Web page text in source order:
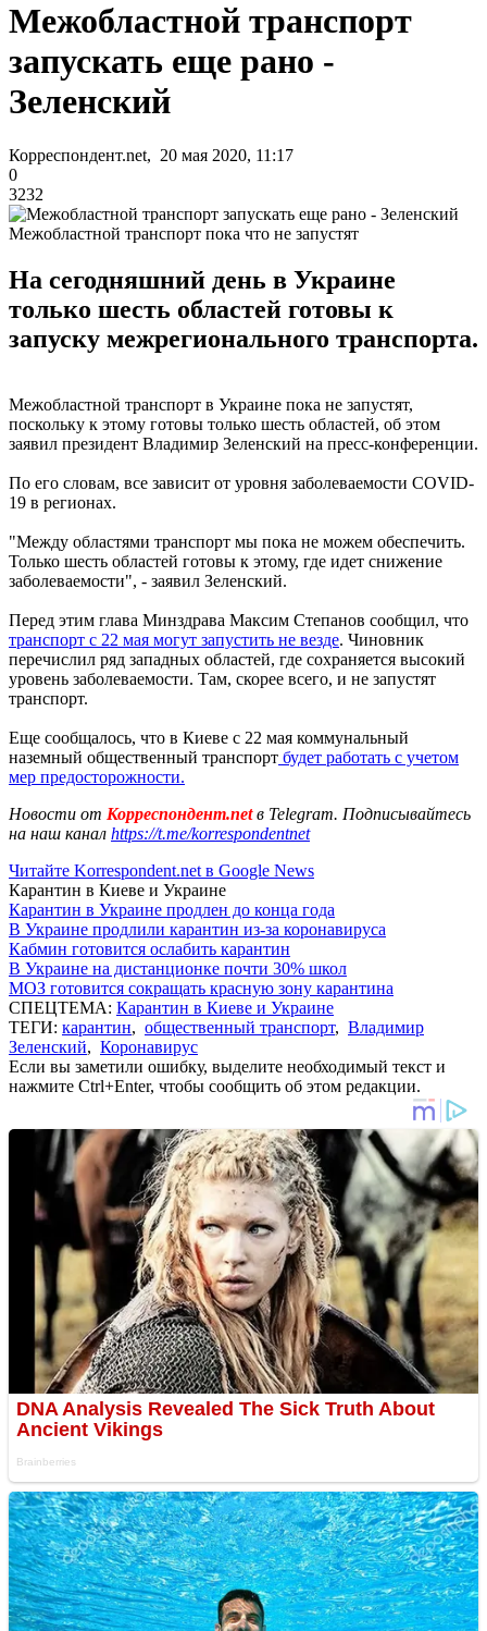
Межобластной транспорт
запускать еще рано -
Зеленский
Корреспондент.net, 20 мая 2020, 11:17
0
3232
Межобластной транспорт пока что не запустят
На сегодняшний день в Украине
только шесть областей готовы к
запуску межрегионального транспорта.
Межобластной транспорт в Украине пока не запустят,
поскольку к этому готовы только шесть областей, об этом
заявил президент Владимир Зеленский на пресс-конференции.
По его словам, все зависит от уровня заболеваемости COVID-
19 в регионах.
"Между областями транспорт мы пока не можем обеспечить.
Только шесть областей готовы к этому, где идет снижение
заболеваемости", - заявил Зеленский.
Перед этим глава Минздрава Максим Степанов сообщил, что
транспорт с 22 мая могут запустить не везде. Чиновник
перечислил ряд западных областей, где сохраняется высокий
уровень заболеваемости. Там, скорее всего, и не запустят
транспорт.
Еще сообщалось, что в Киеве с 22 мая коммунальный
наземный общественный транспорт будет работать с учетом
мер предосторожности.
Новости от Корреспондент.netв Telegram. Подписывайтесь
на наш канал https://t.me/korrespondentnet
Читайте Korrespondent.net в Google News
Карантин в Киеве и Украине
Карантин в Украине продлен до конца года
В Украине продлили карантин из-за коронавируса
Кабмин готовится ослабить карантин
В Украине на дистанционке почти 30% школ
МОЗ готовится сокращать красную зону карантина
СПЕЦТЕМА: Карантин в Киеве и Украине
ТЕГИ: карантин, общественный транспорт, Владимир
Зеленский, Коронавирус
Если вы заметили ошибку, выделите необходимый текст и
нажмите Ctrl+Enter, чтобы сообщить об этом редакции.